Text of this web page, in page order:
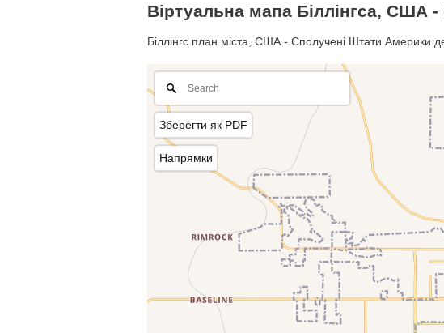
Віртуальна мапа Біллінгса, США
Біллінгс план міста, США - Сполучені Штати Америки
Зберегти як PDF
Напрямки